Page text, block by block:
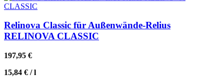
Relinova Classic für Außenwände-Relius
RELINOVA CLASSIC
197,95 €
15,84 € /l